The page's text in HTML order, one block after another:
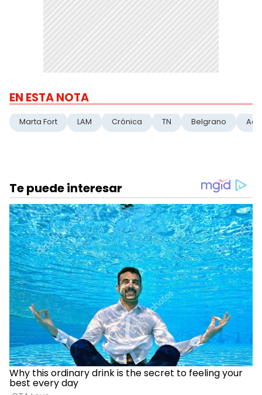
EN ESTA NOTA
Marta Fort LAM Crónica TN Belgrano